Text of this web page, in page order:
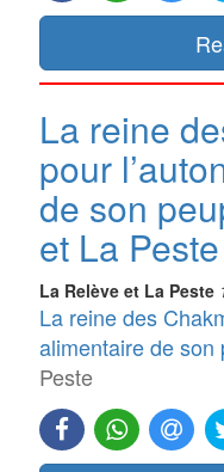
La reine
pour
de son
et La Peste
La Relève et La Peste
La reine des
alimentaire de son
Peste